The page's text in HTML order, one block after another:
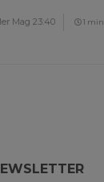
Mag 23:40 1 min